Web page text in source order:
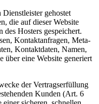
gehostet
die auf dieser Website
des Hosters gespeichert.
Kontaktanfragen, Meta-
Kontaktdaten, Namen,
über eine Website generiert
der Vertragserfüllung
Kunden (Art. 6